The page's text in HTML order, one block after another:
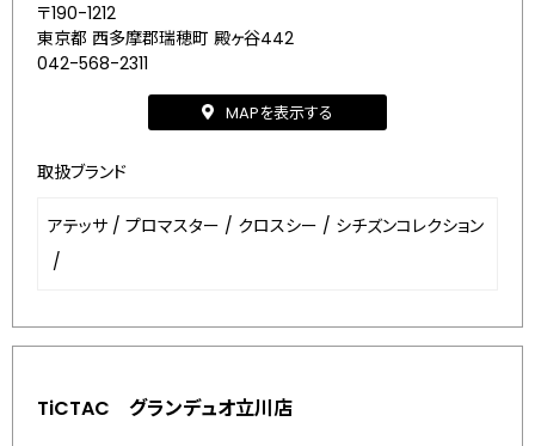
〒190-1212
東京都 西多摩郡瑞穂町 殿ヶ谷442
042-568-2311
MAPを表示する
取扱ブランド
アテッサ / プロマスター / クロスシー / シチズンコレクション
/
TiCTAC グランデュオ立川店